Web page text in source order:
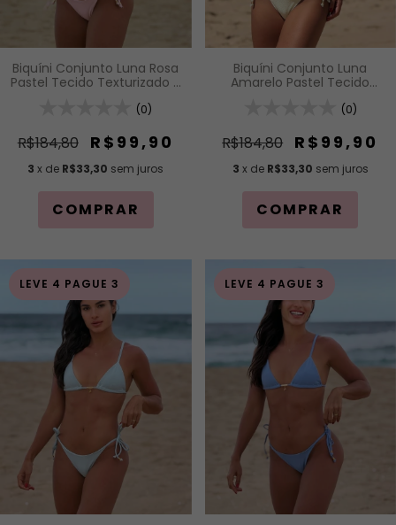
Biquíni Conjunto Luna Rosa
Pastel Tecido Texturizado -
Removível e Calcinha de
Lateral
(0)
R$184,80 R$99,90
3 x de R$33,30 sem juros
COMPRAR
Biquíni Conjunto Luna
Amarelo Pastel Tecido
Cortininha com Bojo
Lacinho com Amarração
Lateral
(0)
R$184,80 R$99,90
3 x de R$33,30 sem juros
COMPRAR
LEVE 4 PAGUE 3 LEVE 4 PAGUE 3